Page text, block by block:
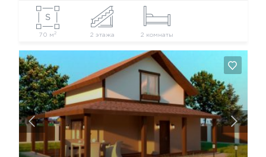
70 м2 2 этажа 2 комнаты